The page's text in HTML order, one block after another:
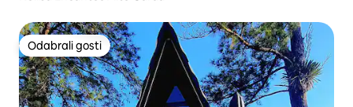
Odabrali gosti
Odabrali gosti